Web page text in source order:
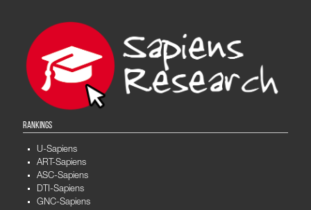
RANKINGS
U-Sapiens
ART-Sapiens
ASC-Sapiens
DTI-Sapiens
GNC-Sapiens